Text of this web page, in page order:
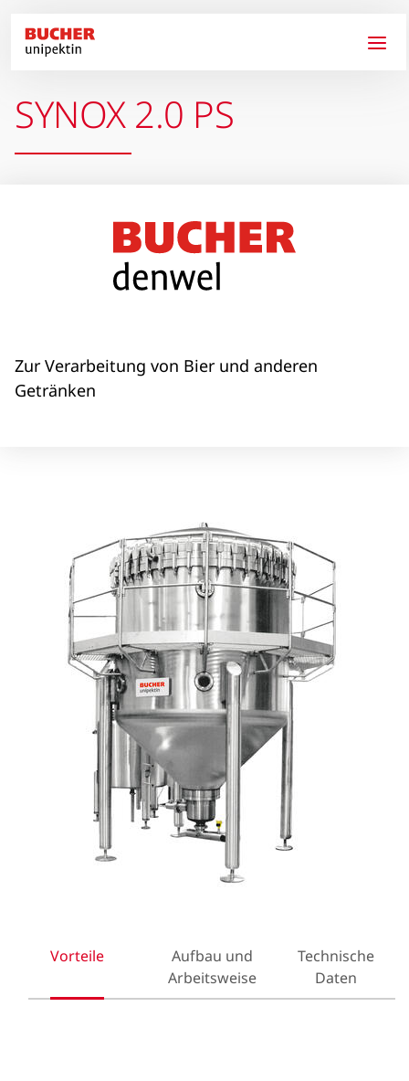
SYNOX 2.0 PS
Zur Verarbeitung von Bier und anderen
Getränken
Vorteile
Aufbau und
Arbeitsweise
Technische
Daten